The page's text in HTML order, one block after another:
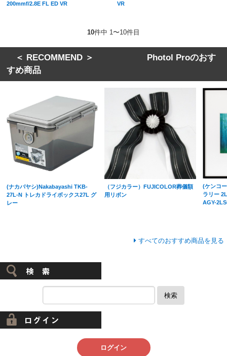
200mmf/2.8E FL ED VR
VR
10件中 1〜10件目
＜ RECOMMEND ＞ Photol Proのおす
すめ商品
(ナカバヤシ)Nakabayashi TKB-
27L-N トレカドライボックス27L グ
レー
（フジカラー）FUJICOLOR葬儀額
用リボン
(ケンコ
ラリー
AGY-
すべてのおすすめ商品を見る
検索
ログイン